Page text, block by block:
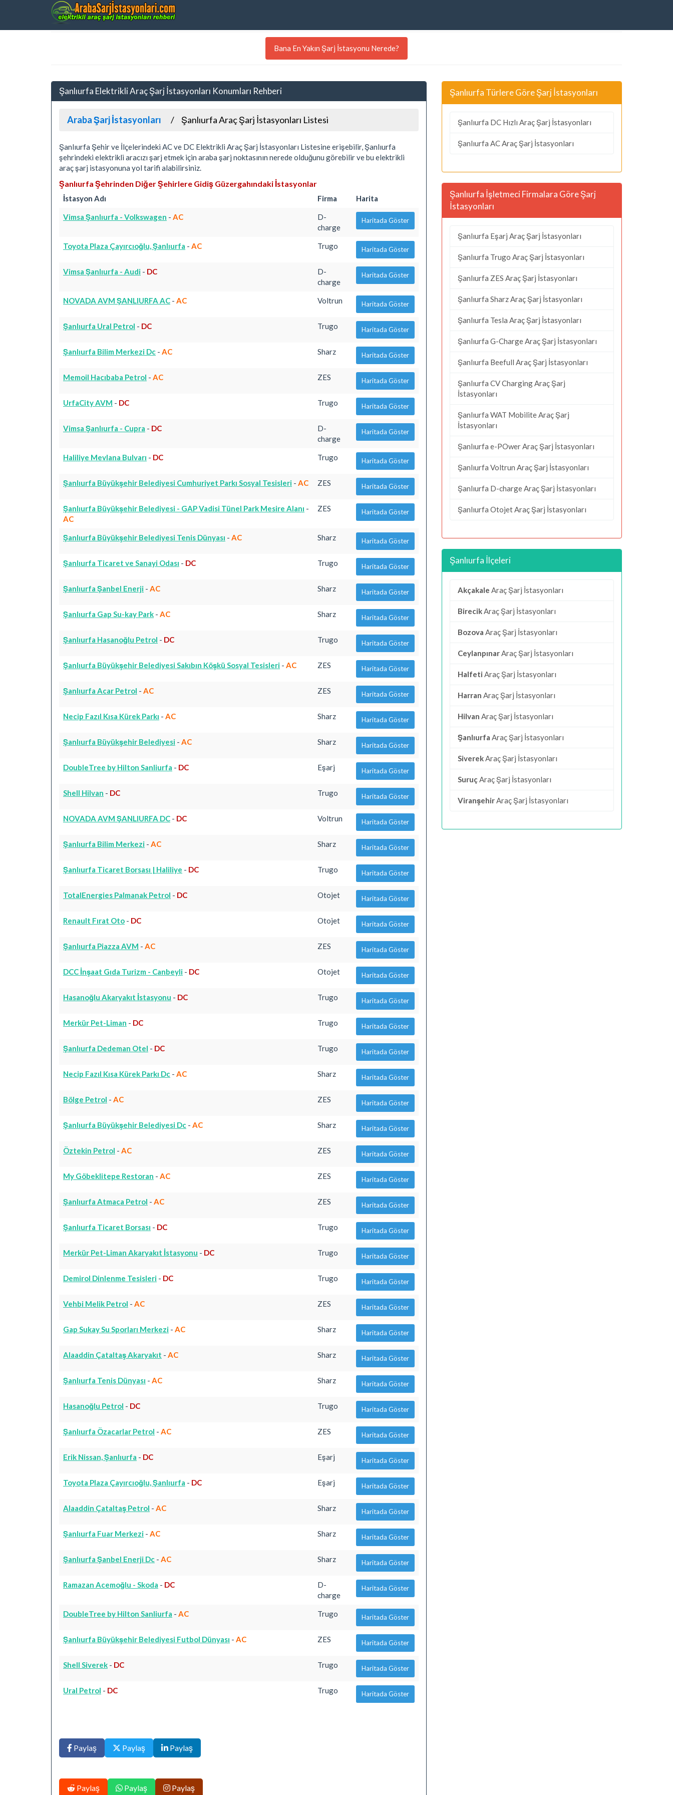
Bana En Yakın Şarj İstasyonu Nerede?
Şanlıurfa Elektrikli Araç Şarj İstasyonları Konumları Rehberi
Araba Şarj İstasyonları Şanlıurfa Araç Şarj İstasyonları Listesi
Şanlıurfa Şehir ve İlçelerindeki AC ve DC Elektrikli Araç Şarj İstasyonları Listesine erişebilir, Şanlıurfa
şehrindeki elektrikli aracızı şarj etmek için araba şarj noktasının nerede olduğunu görebilir ve bu elektrikli
araç şarj istasyonuna yol tarifi alabilirsiniz.
Şanlıurfa Şehrinden Diğer Şehirlere Gidiş Güzergahındaki İstasyonlar
İstasyon Adı Firma Harita
Vimsa Şanlıurfa - Volkswagen - AC
D-
charge
Haritada Göster
Toyota Plaza Çayırcıoğlu, Şanlıurfa - AC Trugo Haritada Göster
Vimsa Şanlıurfa - Audi - DC
D-
charge
Haritada Göster
NOVADA AVM ŞANLIURFA AC - AC Voltrun Haritada Göster
Şanlıurfa Ural Petrol - DC Trugo Haritada Göster
Şanlıurfa Bilim Merkezi Dc - AC Sharz Haritada Göster
Memoil Hacıbaba Petrol - AC ZES Haritada Göster
UrfaCity AVM - DC Trugo Haritada Göster
Vimsa Şanlıurfa - Cupra - DC
D-
charge
Haritada Göster
Haliliye Mevlana Bulvarı - DC Trugo Haritada Göster
Şanlıurfa Büyükşehir Belediyesi Cumhuriyet Parkı Sosyal Tesisleri - AC ZES Haritada Göster
Şanlıurfa Büyükşehir Belediyesi - GAP Vadisi Tünel Park Mesire Alanı -
AC
ZES Haritada Göster
Şanlıurfa Büyükşehir Belediyesi Tenis Dünyası - AC Sharz Haritada Göster
Şanlıurfa Ticaret ve Sanayi Odası - DC Trugo Haritada Göster
Şanlıurfa Şanbel Enerji - AC Sharz Haritada Göster
Şanlıurfa Gap Su-kay Park - AC Sharz Haritada Göster
Şanlıurfa Hasanoğlu Petrol - DC Trugo Haritada Göster
Şanlıurfa Büyükşehir Belediyesi Sakıbın Köşkü Sosyal Tesisleri - AC ZES Haritada Göster
Şanlıurfa Acar Petrol - AC ZES Haritada Göster
Necip Fazıl Kısa Kürek Parkı - AC Sharz Haritada Göster
Şanlıurfa Büyükşehir Belediyesi - AC Sharz Haritada Göster
DoubleTree by Hilton Sanliurfa - DC Eşarj Haritada Göster
Shell Hilvan - DC Trugo Haritada Göster
NOVADA AVM ŞANLIURFA DC - DC Voltrun Haritada Göster
Şanlıurfa Bilim Merkezi - AC Sharz Haritada Göster
Şanlıurfa Ticaret Borsası | Haliliye - DC Trugo Haritada Göster
TotalEnergies Palmanak Petrol - DC Otojet Haritada Göster
Renault Fırat Oto - DC Otojet Haritada Göster
Şanlıurfa Piazza AVM - AC ZES Haritada Göster
DCC İnşaat Gıda Turizm - Canbeyli - DC Otojet Haritada Göster
Hasanoğlu Akaryakıt İstasyonu - DC Trugo Haritada Göster
Merkür Pet-Liman - DC Trugo Haritada Göster
Şanlıurfa Dedeman Otel - DC Trugo Haritada Göster
Necip Fazıl Kısa Kürek Parkı Dc - AC Sharz Haritada Göster
Bölge Petrol - AC ZES Haritada Göster
Şanlıurfa Büyükşehir Belediyesi Dc - AC Sharz Haritada Göster
Öztekin Petrol - AC ZES Haritada Göster
My Göbeklitepe Restoran - AC ZES Haritada Göster
Şanlıurfa Atmaca Petrol - AC ZES Haritada Göster
Şanlıurfa Ticaret Borsası - DC Trugo Haritada Göster
Merkür Pet-Liman Akaryakıt İstasyonu - DC Trugo Haritada Göster
Demirol Dinlenme Tesisleri - DC Trugo Haritada Göster
Vehbi Melik Petrol - AC ZES Haritada Göster
Gap Sukay Su Sporları Merkezi - AC Sharz Haritada Göster
Alaaddin Çataltaş Akaryakıt - AC Sharz Haritada Göster
Şanlıurfa Tenis Dünyası - AC Sharz Haritada Göster
Hasanoğlu Petrol - DC Trugo Haritada Göster
Şanlıurfa Özacarlar Petrol - AC ZES Haritada Göster
Erik Nissan, Şanlıurfa - DC Eşarj Haritada Göster
Toyota Plaza Çayırcıoğlu, Şanlıurfa - DC Eşarj Haritada Göster
Alaaddin Çataltaş Petrol - AC Sharz Haritada Göster
Şanlıurfa Fuar Merkezi - AC Sharz Haritada Göster
Şanlıurfa Şanbel Enerji Dc - AC Sharz Haritada Göster
Ramazan Acemoğlu - Skoda - DC
D-
charge
Haritada Göster
DoubleTree by Hilton Sanliurfa - AC Trugo Haritada Göster
Şanlıurfa Büyükşehir Belediyesi Futbol Dünyası - AC ZES Haritada Göster
Shell Siverek - DC Trugo Haritada Göster
Ural Petrol - DC Trugo Haritada Göster
Paylaş Paylaş Paylaş
Paylaş Paylaş Paylaş
Şanlıurfa Türlere Göre Şarj İstasyonları
Şanlıurfa DC Hızlı Araç Şarj İstasyonları
Şanlıurfa AC Araç Şarj İstasyonları
Şanlıurfa İşletmeci Firmalara Göre Şarj
İstasyonları
Şanlıurfa Eşarj Araç Şarj İstasyonları
Şanlıurfa Trugo Araç Şarj İstasyonları
Şanlıurfa ZES Araç Şarj İstasyonları
Şanlıurfa Sharz Araç Şarj İstasyonları
Şanlıurfa Tesla Araç Şarj İstasyonları
Şanlıurfa G-Charge Araç Şarj İstasyonları
Şanlıurfa Beefull Araç Şarj İstasyonları
Şanlıurfa CV Charging Araç Şarj
İstasyonları
Şanlıurfa WAT Mobilite Araç Şarj
İstasyonları
Şanlıurfa e-POwer Araç Şarj İstasyonları
Şanlıurfa Voltrun Araç Şarj İstasyonları
Şanlıurfa D-charge Araç Şarj İstasyonları
Şanlıurfa Otojet Araç Şarj İstasyonları
Şanlıurfa İlçeleri
Akçakale Araç Şarj İstasyonları
Birecik Araç Şarj İstasyonları
Bozova Araç Şarj İstasyonları
Ceylanpınar Araç Şarj İstasyonları
Halfeti Araç Şarj İstasyonları
Harran Araç Şarj İstasyonları
Hilvan Araç Şarj İstasyonları
Şanlıurfa Araç Şarj İstasyonları
Siverek Araç Şarj İstasyonları
Suruç Araç Şarj İstasyonları
Viranşehir Araç Şarj İstasyonları